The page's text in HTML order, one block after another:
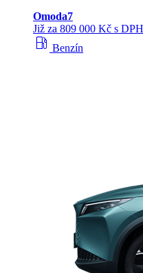
Omoda7
Již za 809 000 Kč s DPH
local_gas_station Benzín